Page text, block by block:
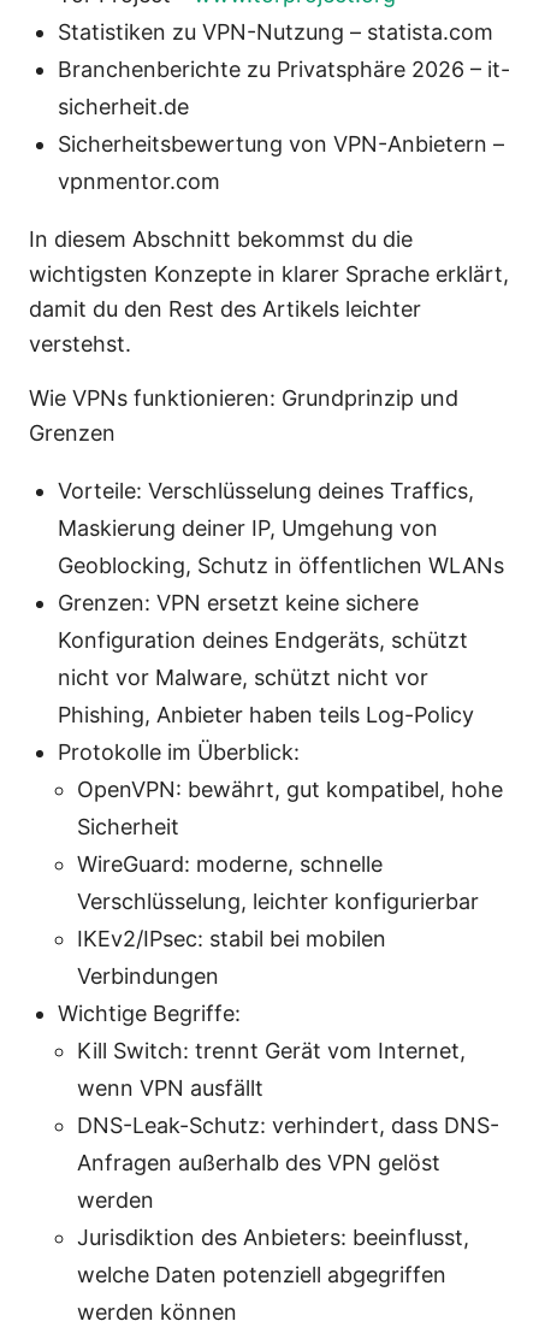
Statistiken zu VPN-Nutzung – statista.com
Branchenberichte zu Privatsphäre 2026 – it-
sicherheit.de
Sicherheitsbewertung von VPN-Anbietern –
vpnmentor.com
In diesem Abschnitt bekommst du die
wichtigsten Konzepte in klarer Sprache erklärt,
damit du den Rest des Artikels leichter
verstehst.
Wie VPNs funktionieren: Grundprinzip und
Grenzen
Vorteile: Verschlüsselung deines Traffics,
Maskierung deiner IP, Umgehung von
Geoblocking, Schutz in öffentlichen WLANs
Grenzen: VPN ersetzt keine sichere
Konfiguration deines Endgeräts, schützt
nicht vor Malware, schützt nicht vor
Phishing, Anbieter haben teils Log-Policy
Protokolle im Überblick:
OpenVPN: bewährt, gut kompatibel, hohe
Sicherheit
WireGuard: moderne, schnelle
Verschlüsselung, leichter konfigurierbar
IKEv2/IPsec: stabil bei mobilen
Verbindungen
Wichtige Begriffe:
Kill Switch: trennt Gerät vom Internet,
wenn VPN ausfällt
DNS-Leak-Schutz: verhindert, dass DNS-
Anfragen außerhalb des VPN gelöst
werden
Jurisdiktion des Anbieters: beeinflusst,
welche Daten potenziell abgegriffen
werden können